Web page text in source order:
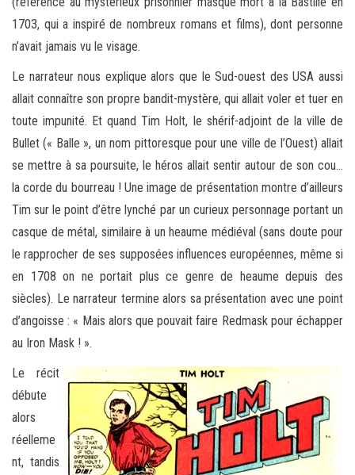
1703, qui a inspiré de nombreux romans et films), dont personne
n’avait jamais vu le visage.
Le narrateur nous explique alors que le Sud-ouest des USA aussi
allait connaître son propre bandit-mystère, qui allait voler et tuer en
toute impunité. Et quand Tim Holt, le shérif-adjoint de la ville de
Bullet (« Balle », un nom pittoresque pour une ville de l’Ouest) allait
se mettre à sa poursuite, le héros allait sentir autour de son cou…
la corde du bourreau ! Une image de présentation montre d’ailleurs
Tim sur le point d’être lynché par un curieux personnage portant un
casque de métal, similaire à un heaume médiéval (sans doute pour
le rapprocher de ses supposées influences européennes, même si
en 1708 on ne portait plus ce genre de heaume depuis des
siècles). Le narrateur termine alors sa présentation avec une point
d’angoisse : « Mais alors que pouvait faire Redmask pour échapper
au Iron Mask ! ».
Le récit
débute
alors
réelleme
nt, tandis